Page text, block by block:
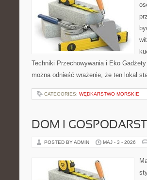
Techniki Przechowywania i Eko
można odnieść wrażenie, że ten lokal
CATEGORIES: WĘDKARSTWO MORSKIE
DOM I
POSTED BY ADMIN MAJ - 3 - 2026